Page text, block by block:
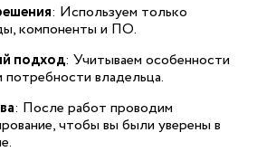
: Используем только
компоненты и ПО.
подход: Учитываем особенности
владельца.
: После работ проводим
чтобы вы были уверены в